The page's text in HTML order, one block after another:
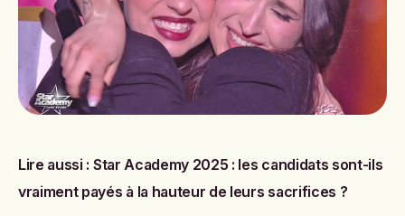
Lire aussi : Star Academy 2025 : les candidats sont-ils
vraiment payés à la hauteur de leurs sacrifices ?